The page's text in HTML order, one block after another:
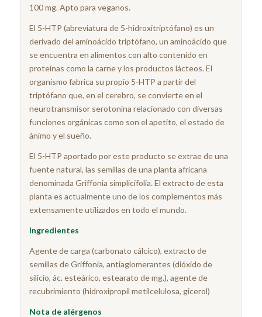
100 mg. Apto para veganos.
El 5-HTP (abreviatura de 5-hidroxitriptófano) es un
derivado del aminoácido triptófano, un aminoácido que
se encuentra en alimentos con alto contenido en
proteínas como la carne y los productos lácteos. El
organismo fabrica su propio 5-HTP a partir del
triptófano que, en el cerebro, se convierte en el
neurotransmisor serotonina relacionado con diversas
funciones orgánicas como son el apetito, el estado de
ánimo y el sueño.
El 5-HTP aportado por este producto se extrae de una
fuente natural, las semillas de una planta africana
denominada Griffonia simplicifolia. El extracto de esta
planta es actualmente uno de los complementos más
extensamente utilizados en todo el mundo.
Ingredientes
Agente de carga (carbonato cálcico), extracto de
semillas de Griffonia, antiaglomerantes (dióxido de
silicio, ác. esteárico, estearato de mg.), agente de
recubrimiento (hidroxipropil metilcelulosa, gicerol)
Nota de alérgenos